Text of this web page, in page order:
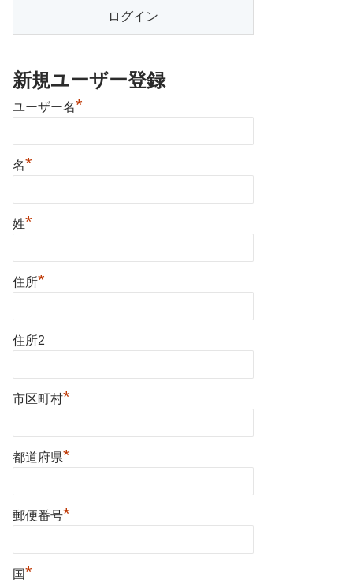
新規ユーザー登録
ユーザー名*
名*
姓*
住所*
住所2
市区町村*
都道府県*
郵便番号*
国*